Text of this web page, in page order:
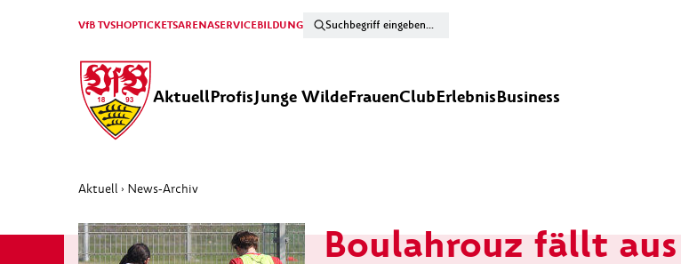
VfB TVSHOPTICKETSARENASERVICEBILDUNG
AktuellProfisJunge WildeFrauenClubErlebnisBusiness
Aktuell › News-Archiv
Boulahrouz fällt aus